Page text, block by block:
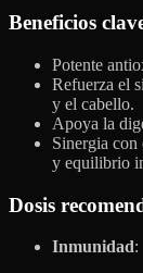
Beneficios
Potente
Refuerza el
y el cabello.
Apoya la
Sinergia
y equilibrio
Dosis
Inmunidad: